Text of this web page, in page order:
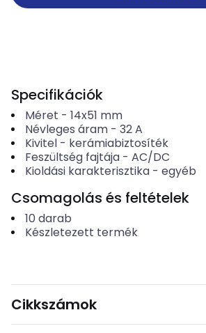
Specifikációk
Méret - 14x51 mm
Névleges áram- 32A
Kivitel- kerámiabiztosíték
Feszültség fajtája- AC/DC
Kioldási karakterisztika- egyéb
Csomagolás és feltételek
10 darab
Készletezett termék
Cikkszámok